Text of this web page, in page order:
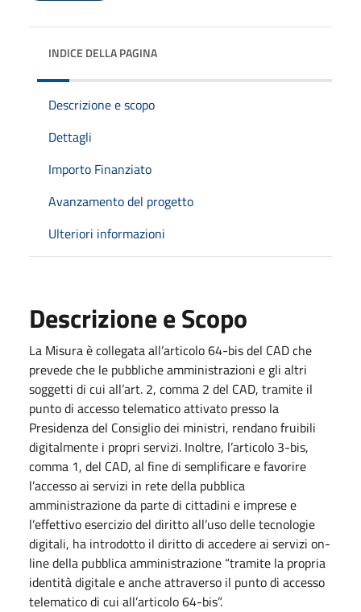
INDICE DELLA PAGINA
Descrizione e scopo
Dettagli
Importo Finanziato
Avanzamento del progetto
Ulteriori informazioni
Descrizione e Scopo
La Misura è collegata all’articolo 64-bis del CAD che
prevede che le pubbliche amministrazioni e gli altri
soggetti di cui all’art. 2, comma 2 del CAD, tramite il
punto di accesso telematico attivato presso la
Presidenza del Consiglio dei ministri, rendano fruibili
digitalmente i propri servizi. Inoltre, l’articolo 3-bis,
comma 1, del CAD, al fine di semplificare e favorire
l’accesso ai servizi in rete della pubblica
amministrazione da parte di cittadini e imprese e
l’effettivo esercizio del diritto all’uso delle tecnologie
digitali, ha introdotto il diritto di accedere ai servizi on-
line della pubblica amministrazione “tramite la propria
identità digitale e anche attraverso il punto di accesso
telematico di cui all’articolo 64-bis”.